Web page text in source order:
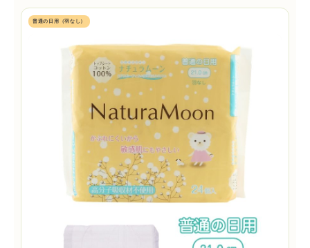
普通の日用（羽なし）